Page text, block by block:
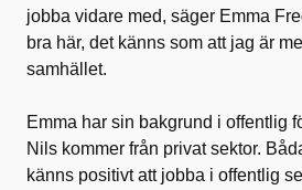
jobba vidare med, säger Emma
bra här, det känns som att jag är
samhället.
Emma har sin bakgrund i offentlig
Nils kommer från privat sektor.
känns positivt att jobba i offentlig